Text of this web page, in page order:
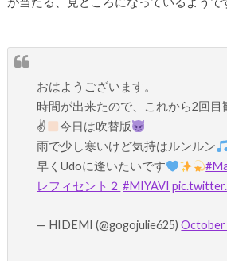
おはようございます。
時間が出来たので、これから2回目
✌
今日は吹替版
雨で少し寒いけど気持はルンルン
早くUdoに逢いたいです
レフィセント２ #MIYAVI
— HIDEMI (@gogojulie625)October